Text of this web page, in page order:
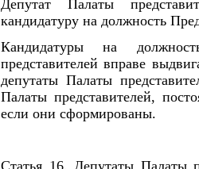
Депутат Палаты
кандидатуру на должность
Кандидатуры на
представителей вправе
депутаты Палаты
Палаты представителей,
если они сформированы.
Статья 16. Депутаты Палаты